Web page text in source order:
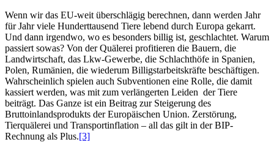
Wenn wir das EU-weit überschlägig berechnen, dann werden Jahr
für Jahr viele Hunderttausend Tiere lebend durch Europa gekarrt.
Und dann irgendwo, wo es besonders billig ist, geschlachtet. Warum
passiert sowas? Von der Quälerei profitieren die Bauern, die
Landwirtschaft, das Lkw-Gewerbe, die Schlachthöfe in Spanien,
Polen, Rumänien, die wiederum Billigstarbeitskräfte beschäftigen.
Wahrscheinlich spielen auch Subventionen eine Rolle, die damit
kassiert werden, was mit zum verlängerten Leiden der Tiere
beiträgt. Das Ganze ist ein Beitrag zur Steigerung des
Bruttoinlandsprodukts der Europäischen Union. Zerstörung,
Tierquälerei und Transportinflation – all das gilt in der BIP-
Rechnung als Plus.[3]